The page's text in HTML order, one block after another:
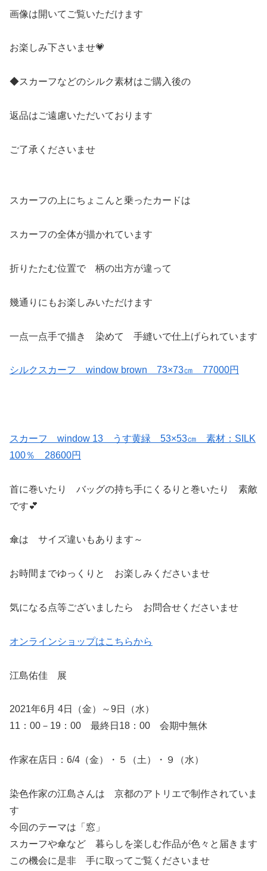
画像は開いてご覧いただけます
お楽しみ下さいませ💗
◆スカーフなどのシルク素材はご購入後の
返品はご遠慮いただいております
ご了承くださいませ
スカーフの上にちょこんと乗ったカードは
スカーフの全体が描かれています
折りたたむ位置で 柄の出方が違って
幾通りにもお楽しみいただけます
一点一点手で描き 染めて 手縫いで仕上げられています
シルクスカーフ window brown 73×73㎝ 77000円
スカーフ window 13 うす黄緑 53×53㎝ 素材：SILK
100％ 28600円
首に巻いたり バッグの持ち手にくるりと巻いたり 素敵
です💕
傘は サイズ違いもあります～
お時間までゆっくりと お楽しみくださいませ
気になる点等ございましたら お問合せくださいませ
オンラインショップはこちらから
江島佑佳 展
2021年6月 4日（金）～9日（水）
11：00－19：00 最終日18：00 会期中無休
作家在店日：6/4（金）・５（土）・９（水）
染色作家の江島さんは 京都のアトリエで制作されていま
す
今回のテーマは「窓」
スカーフや傘など 暮らしを楽しむ作品が色々と届きます
この機会に是非 手に取ってご覧くださいませ